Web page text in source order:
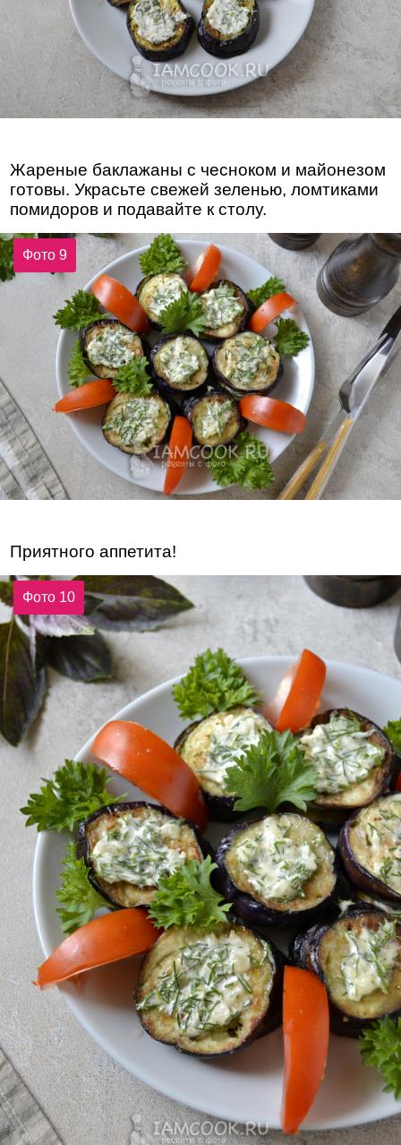
Жареные баклажаны с чесноком и майонезом
готовы. Украсьте свежей зеленью, ломтиками
помидоров и подавайте к столу.
Фото 9
Приятного аппетита!
Фото 10